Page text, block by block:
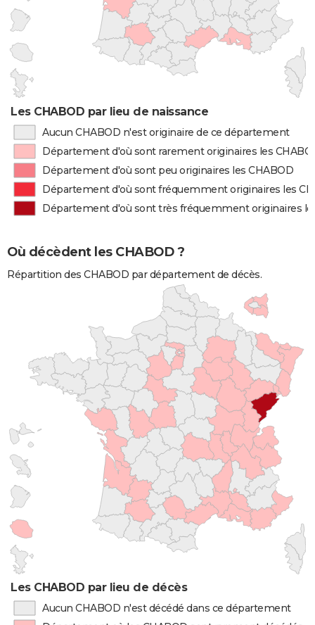
Les CHABOD par lieu de naissance
Aucun CHABOD n'est originaire de ce département
Département d'où sont rarement originaires les
Département d'où sont peu originaires les CHABOD
Département d'où sont fréquemment originaires les
Département d'où sont très fréquemment originaires
Où décèdent les CHABOD ?
Répartition des CHABOD par département de décès.
Les CHABOD par lieu de décès
Aucun CHABOD n'est décédé dans ce département